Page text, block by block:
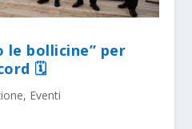
le bollicine” per
🗓
, Eventi